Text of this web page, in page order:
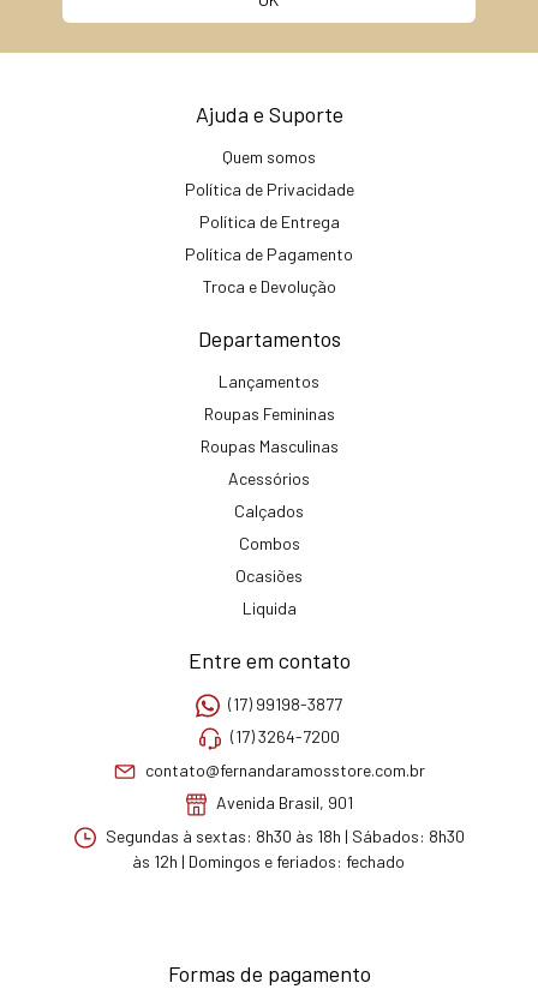
Ajuda e Suporte
Quem somos
Política de Privacidade
Política de Entrega
Política de Pagamento
Troca e Devolução
Departamentos
Lançamentos
Roupas Femininas
Roupas Masculinas
Acessórios
Calçados
Combos
Ocasiões
Liquida
Entre em contato
(17) 99198-3877
(17) 3264-7200
contato@fernandaramosstore.com.br
Avenida Brasil, 901
Segundas à sextas: 8h30 às 18h | Sábados: 8h30
às 12h | Domingos e feriados: fechado
Formas de pagamento